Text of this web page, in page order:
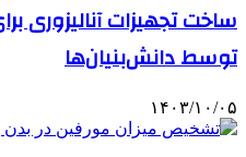
ساخت تجهیزات آنالیزوری
توسط دانش‌بنیان‌ها
۱۴۰۳/۱۰/۰۵